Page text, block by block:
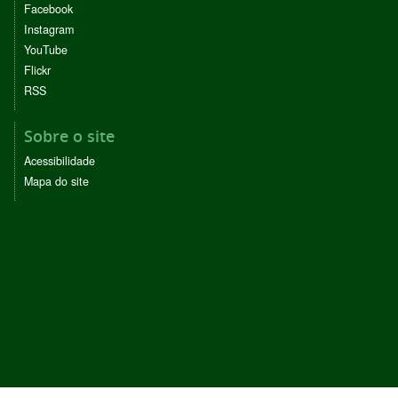
Facebook
Instagram
YouTube
Flickr
RSS
Sobre o site
Acessibilidade
Mapa do site